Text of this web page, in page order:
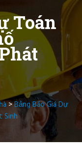
Toán
>Bảng Báo Giá Dự
Sinh